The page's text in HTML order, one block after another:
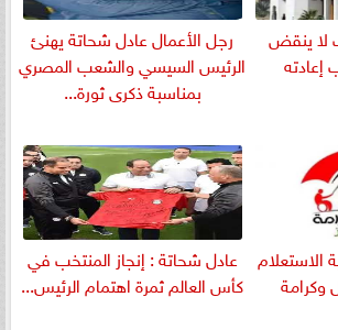
لا ينقض
إعادته
رجل الأعمال عادل شحاتة يهنئ
الرئيس السيسي والشعب المصري
بمناسبة ذكرى ثورة...
الاستعلام
عادل شحاتة : إنجاز المنتخب في
كأس العالم ثمرة اهتمام الرئيس...